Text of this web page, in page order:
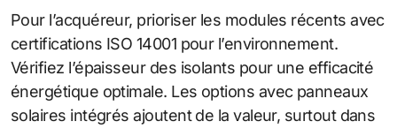
Pour l’acquéreur, prioriser les modules récents avec
certifications ISO 14001 pour l’environnement.
Vérifiez l’épaisseur des isolants pour une efficacité
énergétique optimale. Les options avec panneaux
solaires intégrés ajoutent de la valeur, surtout dans